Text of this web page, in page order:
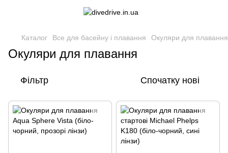
Каталог Все для басейну і плавання Окуляри для плавання
Окуляри для плавання
Фільтр Спочатку нові